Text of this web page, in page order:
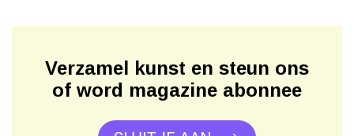
Verzamel kunst en steun ons
of word magazine abonnee